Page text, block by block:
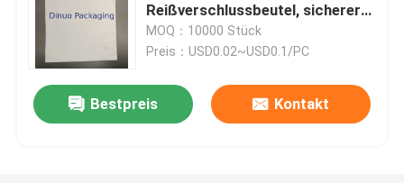
Produkte
Videos
Reißverschlussbeutel, sicherer
Verschluss für Kleidung und
kleine Gegenstände
MOQ：10000 Stück
Preis：USD0.02~USD0.1/PC
Bestpreis Kontakt
Starker selbstklebender Kraftpapier-Blasen-Paket-Umschlag 345x465mm #K Leichtgewichtler